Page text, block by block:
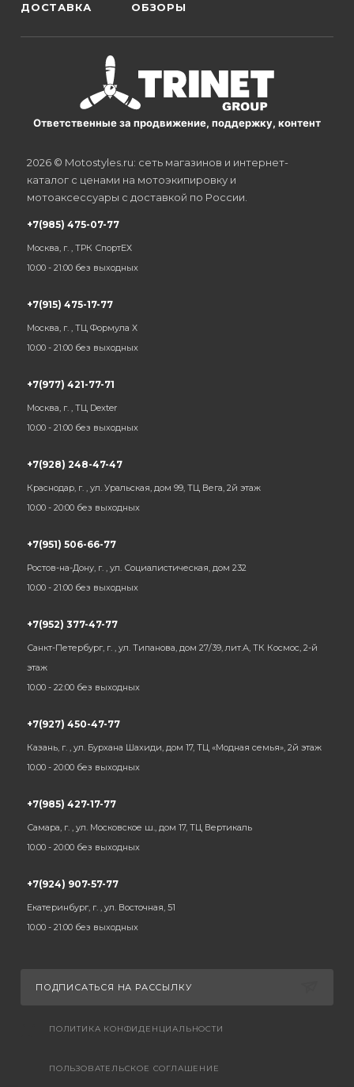
ДОСТАВКА ОБЗОРЫ
Ответственные за продвижение, поддержку, контент
2026 © Motostyles.ru: сеть магазинов и интернет-
каталог с ценами на мотоэкипировку и
мотоаксессуары с доставкой по России.
+7(985) 475-07-77
Москва, г. , ТРК СпортЕХ
10:00 - 21:00 без выходных
+7(915) 475-17-77
Москва, г. , ТЦ Формула Х
10:00 - 21:00 без выходных
+7(977) 421-77-71
Москва, г. , ТЦ Dexter
10:00 - 21:00 без выходных
+7(928) 248-47-47
Краснодар, г. , ул. Уральская, дом 99, ТЦ Вега, 2й этаж
10:00 - 20:00 без выходных
+7(951) 506-66-77
Ростов-на-Дону, г. , ул. Социалистическая, дом 232
10:00 - 21:00 без выходных
+7(952) 377-47-77
Санкт-Петербург, г. , ул. Типанова, дом 27/39, лит.А, ТК Космос, 2-й
этаж
10:00 - 22:00 без выходных
+7(927) 450-47-77
Казань, г. , ул. Бурхана Шахиди, дом 17, ТЦ «Модная семья», 2й этаж
10:00 - 20:00 без выходных
+7(985) 427-17-77
Самара, г. , ул. Московское ш., дом 17, ТЦ Вертикаль
10:00 - 20:00 без выходных
+7(924) 907-57-77
Екатеринбург, г. , ул. Восточная, 51
10:00 - 21:00 без выходных
ПОДПИСАТЬСЯ НА РАССЫЛКУ
ПОЛИТИКА КОНФИДЕНЦИАЛЬНОСТИ
ПОЛЬЗОВАТЕЛЬСКОЕ СОГЛАШЕНИЕ